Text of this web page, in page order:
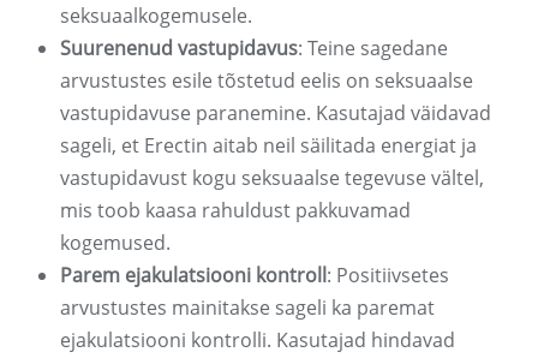
seksuaalkogemusele.
Suurenenud vastupidavus: Teine sagedane
arvustustes esile tõstetud eelis on seksuaalse
vastupidavuse paranemine. Kasutajad väidavad
sageli, et Erectin aitab neil säilitada energiat ja
vastupidavust kogu seksuaalse tegevuse vältel,
mis toob kaasa rahuldust pakkuvamad
kogemused.
Parem ejakulatsiooni kontroll: Positiivsetes
arvustustes mainitakse sageli ka paremat
ejakulatsiooni kontrolli. Kasutajad hindavad